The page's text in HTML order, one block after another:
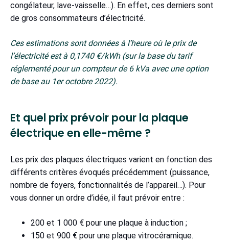
congélateur, lave-vaisselle…). En effet, ces derniers sont
de gros consommateurs d’électricité.
Ces estimations sont données à l’heure où le prix de
l’électricité est à 0,1740 €/kWh (sur la base du tarif
réglementé pour un compteur de 6 kVa avec une option
de base au 1er octobre 2022).
Et quel prix prévoir pour la plaque
électrique en elle-même ?
Les prix des plaques électriques varient en fonction des
différents critères évoqués précédemment (puissance,
nombre de foyers, fonctionnalités de l’appareil…). Pour
vous donner un ordre d’idée, il faut prévoir entre :
200 et 1 000 € pour une plaque à induction ;
150 et 900 € pour une plaque vitrocéramique.